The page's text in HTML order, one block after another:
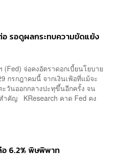
รอดูผลกระทบความขัดแย้ง
จ่อคงอัตราดอกเบี้ยนโยบาย
กรกฎาคมนี้ จากเงินเฟ้อที่แม้จะ
วันออกกลางปะทุขึ้นอีกครั้ง จน
คัญ KResearch คาด Fed คง
อ 6.2% พิษพิพาท